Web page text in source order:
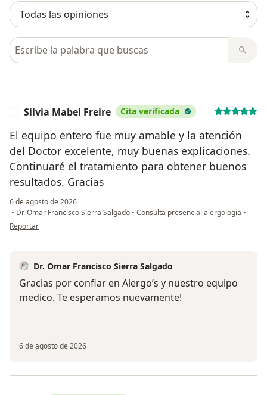
Busca en opiniones
Silvia Mabel Freire Cita verificada
El equipo entero fue muy amable y la atención
del Doctor excelente, muy buenas explicaciones.
Continuaré el tratamiento para obtener buenos
resultados. Gracias
6 de agosto de 2026
• Dr. Omar Francisco Sierra Salgado • Consulta presencial alergología •
en opinión del usuario Silvia Mabel Freire
Reportar
Dr. Omar Francisco Sierra Salgado
Gracias por confiar en Alergo’s y nuestro equipo
medico. Te esperamos nuevamente!
6 de agosto de 2026